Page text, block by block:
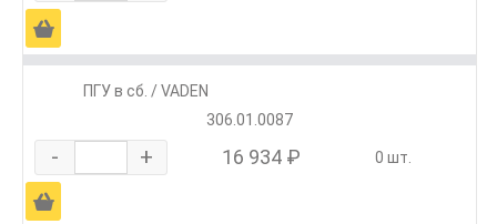
Ä
ПГУ в сб. / VADEN
306.01.0087
- + 16 934 ₽ 0 шт.
Ä